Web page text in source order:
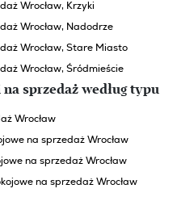
Wrocław, Krzyki
Wrocław, Nadodrze
Wrocław, Stare Miasto
Wrocław, Śródmieście
sprzedaż według typu
Wrocław
na sprzedaż Wrocław
na sprzedaż Wrocław
na sprzedaż Wrocław